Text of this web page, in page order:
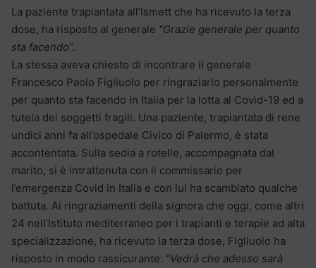
La paziente trapiantata all’Ismett che ha ricevuto la terza
dose, ha risposto al generale “Grazie generale per quanto
sta facendo”.
La stessa aveva chiesto di incontrare il generale
Francesco Paolo Figliuolo per ringraziarlo personalmente
per quanto sta facendo in Italia per la lotta al Covid-19 ed a
tutela dei soggetti fragili. Una paziente, trapiantata di rene
undici anni fa all’ospedale Civico di Palermo, è stata
accontentata. Sulla sedia a rotelle, accompagnata dal
marito, si è intrattenuta con il commissario per
l’emergenza Covid in Italia e con lui ha scambiato qualche
battuta. Ai ringraziamenti della signora che oggi, come altri
24 nell’Istituto mediterraneo per i trapianti e terapie ad alta
specializzazione, ha ricevuto la terza dose, Figliuolo ha
risposto in modo rassicurante: “Vedrà che adesso sarà